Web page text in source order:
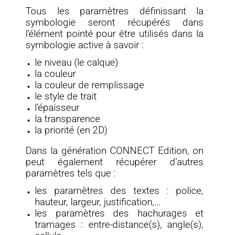
Tous les paramètres définissant la
symbologie seront récupérés dans
l’élément pointé pour être utilisés dans la
symbologie active à savoir :
le niveau (le calque)
la couleur
la couleur de remplissage
le style de trait
l’épaisseur
la transparence
la priorité (en 2D)
Dans la génération CONNECT Edition, on
peut également récupérer d’autres
paramètres tels que :
les paramètres des textes : police,
hauteur, largeur, justification,…
les paramètres des hachurages et
tramages : entre-distance(s), angle(s),